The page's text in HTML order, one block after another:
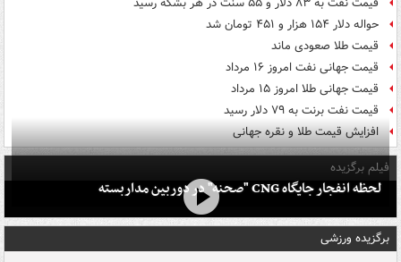
قیمت نفت به ۸۳ دلار و ۵۵ سنت در هر بشکه رسید
حواله دلار ۱۵۴ هزار و ۴۵۱ تومان شد
قیمت طلا صعودی ماند
قیمت جهانی نفت امروز ۱۶ مرداد
قیمت جهانی طلا امروز ۱۵ مرداد
قیمت نفت برنت به ۷۹ دلار رسید
افزایش قیمت طلا و نقره جهانی
فیلم برگزیده
لحظه انفجار جایگاه CNG "صحنه" در دوربین مداربسته
برگزیده ورزشی